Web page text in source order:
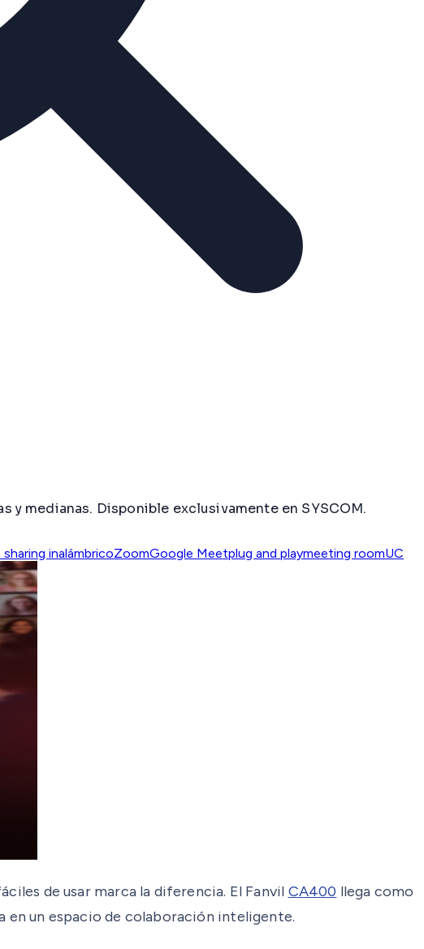
y medianas. Disponible exclusivamente en SYSCOM.
inalámbricoZoomGoogle Meetplug and playmeeting roomUC
de usar marca la diferencia. El Fanvil CA400 llega como
en un espacio de colaboración inteligente.